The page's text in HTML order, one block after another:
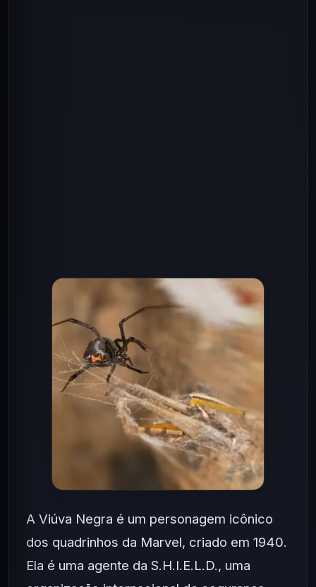
A Viúva Negra é um personagem icônico
dos quadrinhos da Marvel, criado em 1940.
Ela é uma agente da S.H.I.E.L.D., uma